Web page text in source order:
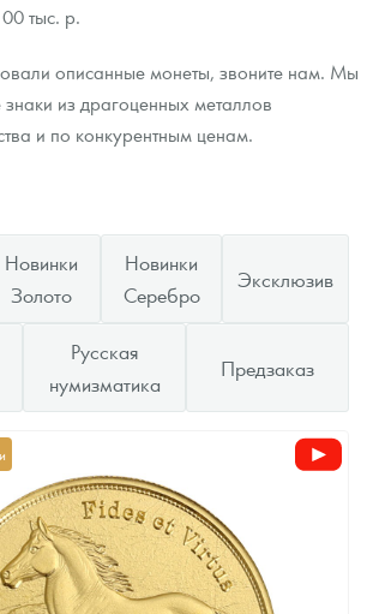
тыс. р.
описанные монеты, звоните нам. Мы
из драгоценных металлов
и по конкурентным ценам.
Новинки
Золото
Новинки
Серебро
Эксклюзив
Русская
нумизматика
Предзаказ